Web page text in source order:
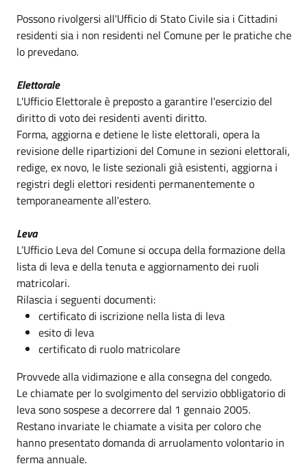
Possono rivolgersi all'Ufficio di Stato Civile sia i Cittadini
residenti sia i non residenti nel Comune per le pratiche che
lo prevedano.
Elettorale
L'Ufficio Elettorale è preposto a garantire l'esercizio del
diritto di voto dei residenti aventi diritto.
Forma, aggiorna e detiene le liste elettorali, opera la
revisione delle ripartizioni del Comune in sezioni elettorali,
redige, ex novo, le liste sezionali già esistenti, aggiorna i
registri degli elettori residenti permanentemente o
temporaneamente all'estero.
Leva
L’Ufficio Leva del Comune si occupa della formazione della
lista di leva e della tenuta e aggiornamento dei ruoli
matricolari.
Rilascia i seguenti documenti:
certificato di iscrizione nella lista di leva
esito di leva
certificato di ruolo matricolare
Provvede alla vidimazione e alla consegna del congedo.
Le chiamate per lo svolgimento del servizio obbligatorio di
leva sono sospese a decorrere dal 1 gennaio 2005.
Restano invariate le chiamate a visita per coloro che
hanno presentato domanda di arruolamento volontario in
ferma annuale.